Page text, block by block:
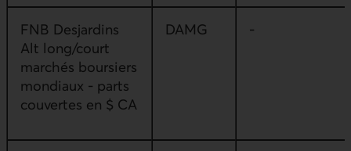
FNB Desjardins
Alt long/court
marchés boursiers
mondiaux - parts
couvertes en $ CA
DAMG -